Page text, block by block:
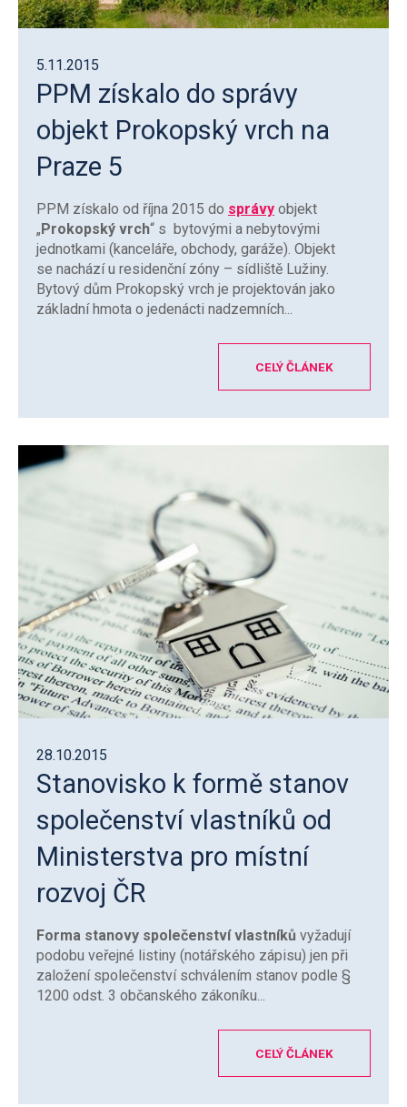
5.11.2015
PPM získalo do správy
objekt Prokopský vrch na
Praze 5
PPM získalo od října 2015 do správy objekt
„Prokopský vrch“ s bytovými a nebytovými
jednotkami (kanceláře, obchody, garáže). Objekt
se nachází u residenční zóny – sídliště Lužiny.
Bytový dům Prokopský vrch je projektován jako
základní hmota o jedenácti nadzemních...
CELÝ ČLÁNEK
28.10.2015
Stanovisko k formě stanov
společenství vlastníků od
Ministerstva pro místní
rozvoj ČR
Forma stanovy společenství vlastníků vyžadují
podobu veřejné listiny (notářského zápisu) jen při
založení společenství schválením stanov podle §
1200 odst. 3 občanského zákoníku...
CELÝ ČLÁNEK